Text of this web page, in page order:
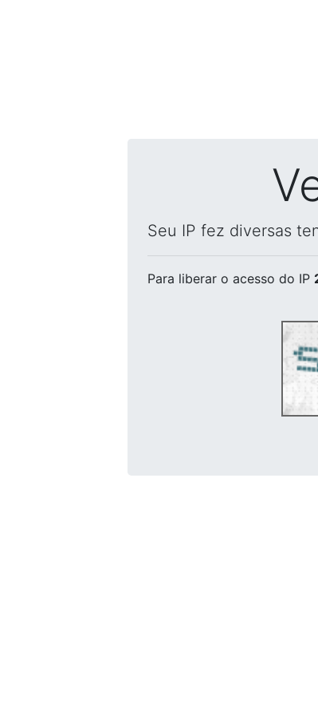
Seu IP fez diversas
Para liberar o acesso do IP